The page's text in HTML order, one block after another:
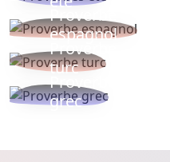
Proverbe
espagnol
Proverbe
turc
Proverbe
grec